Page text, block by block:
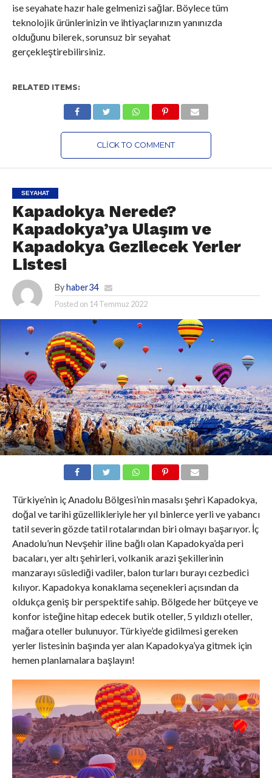
ise seyahate hazır hale gelmenizi sağlar. Böylece tüm
teknolojik ürünlerinizin ve ihtiyaçlarınızın yanınızda
olduğunu bilerek, sorunsuz bir seyahat
gerçekleştirebilirsiniz.
RELATED ITEMS:
CLICK TO COMMENT
SEYAHAT
Kapadokya Nerede?
Kapadokya’ya Ulaşım ve
Kapadokya Gezilecek Yerler
Listesi
By haber34
Posted on 14 Temmuz 2022
Türkiye’nin iç Anadolu Bölgesi’nin masalsı şehri Kapadokya,
doğal ve tarihi güzellikleriyle her yıl binlerce yerli ve yabancı
tatil severin gözde tatil rotalarından biri olmayı başarıyor. İç
Anadolu’nun Nevşehir iline bağlı olan Kapadokya’da peri
bacaları, yer altı şehirleri, volkanik arazi şekillerinin
manzarayı süslediği vadiler, balon turları burayı cezbedici
kılıyor. Kapadokya konaklama seçenekleri açısından da
oldukça geniş bir perspektife sahip. Bölgede her bütçeye ve
konfor isteğine hitap edecek butik oteller, 5 yıldızlı oteller,
mağara oteller bulunuyor. Türkiye’de gidilmesi gereken
yerler listesinin başında yer alan Kapadokya’ya gitmek için
hemen planlamalara başlayın!